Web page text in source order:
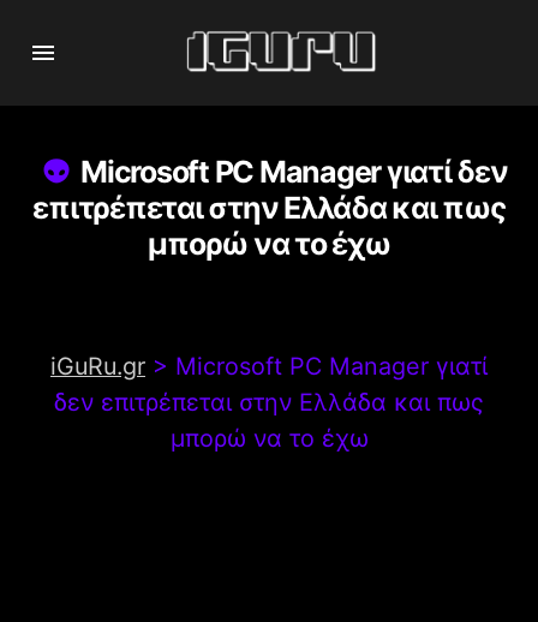
Microsoft PC Manager γιατί δεν
επιτρέπεται στην Ελλάδα και πως
μπορώ να το έχω
iGuRu.gr > Microsoft PC Manager γιατί
δεν επιτρέπεται στην Ελλάδα και πως
μπορώ να το έχω